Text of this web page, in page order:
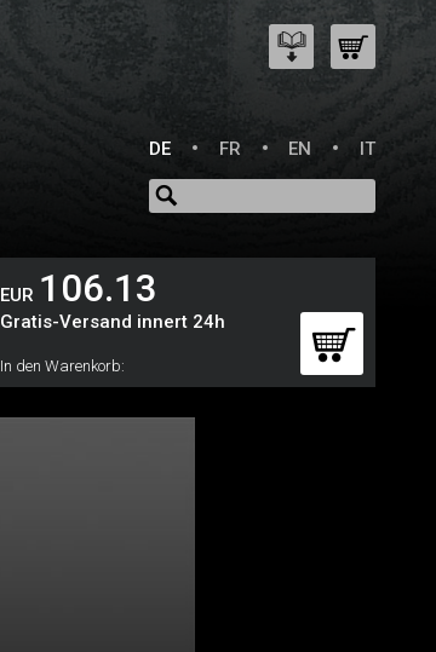
DE
FR EN IT
EUR 106.13
Gratis-Versand innert 24h
In den Warenkorb: